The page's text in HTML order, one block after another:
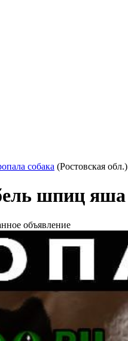
собака (Ростовская обл.)
шпиц яша
объявление